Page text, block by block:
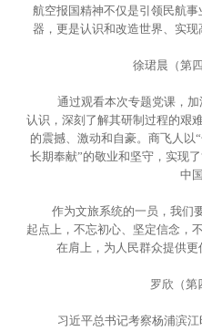
航空报国精神不仅是引领民航
器，更是认识和改造世界、实现
徐珺晨（第
通过观看本次专题党课，
认识，深刻了解其研制过程的艰
的震撼、激动和自豪。商飞人以
长期奉献”的敬业和坚守，实现
中
作为文旅系统的一员，我们
起点上，不忘初心、坚定信念，
在肩上，为人民群众提供更
罗欣（第
习近平总书记考察杨浦滨